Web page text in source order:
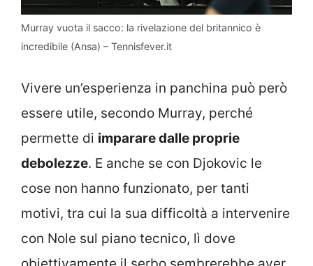
Murray vuota il sacco: la rivelazione del britannico è
incredibile (Ansa) – Tennisfever.it
Vivere un’esperienza in panchina può però
essere utile, secondo Murray, perché
permette di imparare dalle proprie
debolezze. E anche se con Djokovic le
cose non hanno funzionato, per tanti
motivi, tra cui la sua difficoltà a intervenire
con Nole sul piano tecnico, lì dove